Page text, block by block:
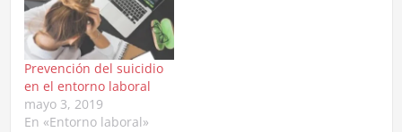
Prevención del suicidio
en el entorno laboral
mayo 3, 2019
En «Entorno laboral»